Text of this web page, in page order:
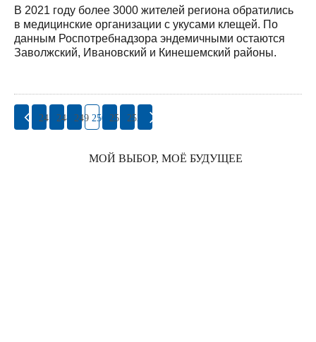
В 2021 году более 3000 жителей региона обратились
в медицинские организации с укусами клещей. По
данным Роспотребнадзора эндемичными остаются
Заволжский, Ивановский и Кинешемский районы.
247 248 249 250 251 252
МОЙ ВЫБОР, МОЁ БУДУЩЕЕ